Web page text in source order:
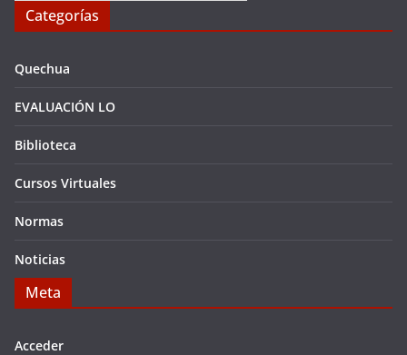
Categorías
Quechua
EVALUACIÓN LO
Biblioteca
Cursos Virtuales
Normas
Noticias
Meta
Acceder